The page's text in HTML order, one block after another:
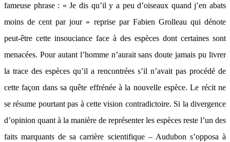
fameuse phrase : « Je dis qu’il y a peu d’oiseaux quand j’en abats
moins de cent par jour » reprise par Fabien Grolleau qui dénote
peut-être cette insouciance face à des espèces dont certaines sont
menacées. Pour autant l’homme n’aurait sans doute jamais pu livrer
la trace des espèces qu’il a rencontrées s’il n’avait pas procédé de
cette façon dans sa quête effrénée à la nouvelle espèce. Le récit ne
se résume pourtant pas à cette vision contradictoire. Si la divergence
d’opinion quant à la manière de représenter les espèces reste l’un des
faits marquants de sa carrière scientifique – Audubon s’opposa à